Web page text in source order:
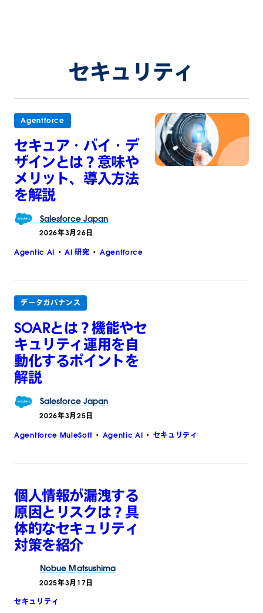
セキュリティ
Agentforce
セキュア・バイ・デ
ザインとは？意味や
メリット、導入方法
を解説
Salesforce Japan
2026年3月26日
Agentic AI AI 研究 Agentforce
データガバナンス
SOARとは？機能やセ
キュリティ運用を自
動化するポイントを
解説
Salesforce Japan
2026年3月25日
Agentforce MuleSoft Agentic AI セキュリティ
個人情報が漏洩する
原因とリスクは？具
体的なセキュリティ
対策を紹介
Nobue Matsushima
2025年3月17日
セキュリティ